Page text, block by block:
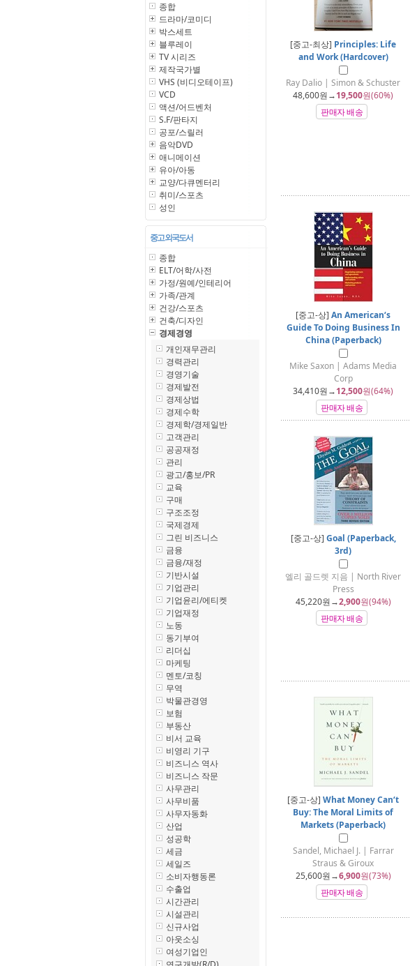
종합
드라마/코미디
박스세트
블루레이
TV 시리즈
제작국가별
VHS (비디오테이프)
VCD
액션/어드벤처
S.F/판타지
공포/스릴러
음악DVD
애니메이션
유아/아동
교양/다큐멘터리
취미/스포츠
성인
중고 외국도서
종합
ELT/어학/사전
가정/원예/인테리어
가족/관계
건강/스포츠
건축/디자인
경제경영
개인재무관리
경력관리
경영기술
경제발전
경제상법
경제수학
경제학/경제일반
고객관리
공공재정
관리
광고/홍보/PR
교육
구매
구조조정
국제경제
그린 비즈니스
금융
금융/재정
기반시설
기업관리
기업윤리/에티켓
기업재정
노동
동기부여
리더십
마케팅
멘토/코칭
무역
박물관경영
보험
부동산
비서 교육
비영리 기구
비즈니스 역사
비즈니스 작문
사무관리
사무비품
사무자동화
산업
성공학
세금
세일즈
소비자행동론
수출업
시간관리
시설관리
신규사업
아웃소싱
여성기업인
[중고-최상] Principles: Life
and Work (Hardcover)
Ray Dalio | Simon & Schuster
48,600원→19,500원(60%)
판매자 배송
[중고-상] An American‘s
Guide To Doing Business In
China (Paperback)
Mike Saxon | Adams Media
Corp
34,410원→12,500원(64%)
판매자 배송
[중고-상] Goal (Paperback,
3rd)
엘리 골드렛 지음 | North River
Press
45,220원→2,900원(94%)
판매자 배송
[중고-상] What Money Can‘t
Buy: The Moral Limits of
Markets (Paperback)
Sandel, Michael J. | Farrar
Straus & Giroux
25,600원→6,900원(73%)
판매자 배송